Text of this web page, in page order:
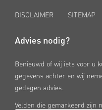
DISCLAIMER SITEMAP
Advies nodig?
Benieuwd of wij iets voor u
gegevens achter en wij
gedegen advies.
Velden die gemarkeerd zijn